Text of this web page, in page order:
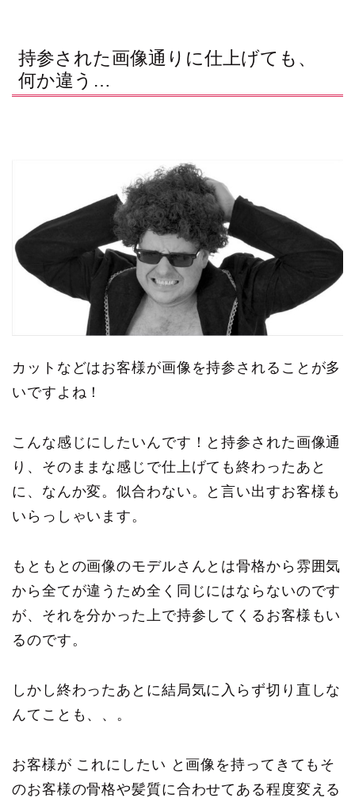
持参された画像通りに仕上げても、
何か違う…
カットなどはお客様が画像を持参されることが多
いですよね！
こんな感じにしたいんです！と持参された画像通
り、そのままな感じで仕上げても終わったあと
に、なんか変。似合わない。と言い出すお客様も
いらっしゃいます。
もともとの画像のモデルさんとは骨格から雰囲気
から全てが違うため全く同じにはならないのです
が、それを分かった上で持参してくるお客様もい
るのです。
しかし終わったあとに結局気に入らず切り直しな
んてことも、、。
お客様が これにしたい と画像を持ってきてもそ
のお客様の骨格や髪質に合わせてある程度変える